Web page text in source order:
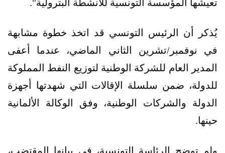
تعيشها المؤسسة التونسية للأنشطة البترولية".
يُذكر أن الرئيس التونسي قد اتخذ خطوة مشابهة
في نوفمبر/تشرين الثاني الماضي، عندما أعفى
المدير العام للشركة الوطنية لتوزيع النفط المملوكة
للدولة، ضمن سلسلة الإقالات التي شهدتها أجهزة
الدولة والشركات الوطنية، وفق الوكالة الألمانية
حينها.
ولم توضح الرئاسة التونسية، في بيانها المقتضب،